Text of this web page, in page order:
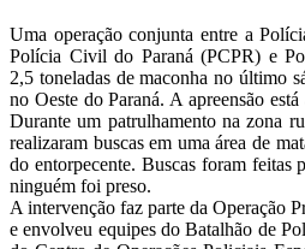
Uma operação conjunta entre a
Polícia Civil do Paraná (PCPR) e
2,5 toneladas de maconha no último
no Oeste do Paraná. A apreensão
Durante um patrulhamento na zona
realizaram buscas em uma área de
do entorpecente. Buscas foram feitas
ninguém foi preso.
A intervenção faz parte da Operação
e envolveu equipes do Batalhão de